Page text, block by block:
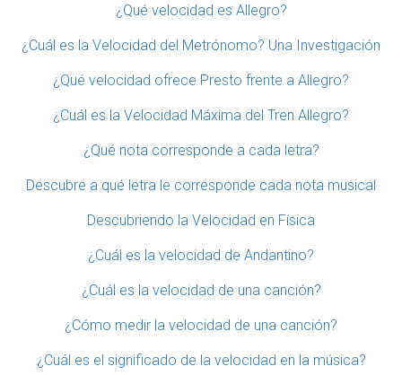
¿Qué velocidad es Allegro?
¿Cuál es la Velocidad del Metrónomo? Una Investigación
¿Qué velocidad ofrece Presto frente a Allegro?
¿Cuál es la Velocidad Máxima del Tren Allegro?
¿Qué nota corresponde a cada letra?
Descubre a qué letra le corresponde cada nota musical
Descubriendo la Velocidad en Física
¿Cuál es la velocidad de Andantino?
¿Cuál es la velocidad de una canción?
¿Cómo medir la velocidad de una canción?
¿Cuál es el significado de la velocidad en la música?